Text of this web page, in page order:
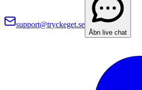
support@tryckeget.se
Åbn live chat